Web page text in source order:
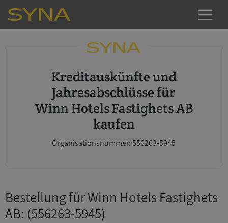
Kreditauskünfte und
Jahresabschlüsse für
Winn Hotels Fastighets AB
kaufen
Organisationsnummer: 556263-5945
Bestellung für Winn Hotels Fastighets
AB: (556263-5945)